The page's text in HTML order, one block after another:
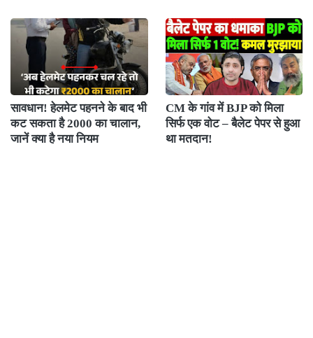
सावधान! हेलमेट पहनने के बाद भी
कट सकता है 2000 का चालान,
जानें क्या है नया नियम
CM के गांव में BJP को मिला
सिर्फ एक वोट – बैलेट पेपर से हुआ
था मतदान!